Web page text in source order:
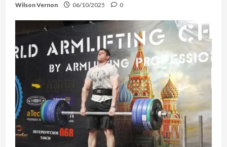
Wilson Vernon 06/10/2025 0